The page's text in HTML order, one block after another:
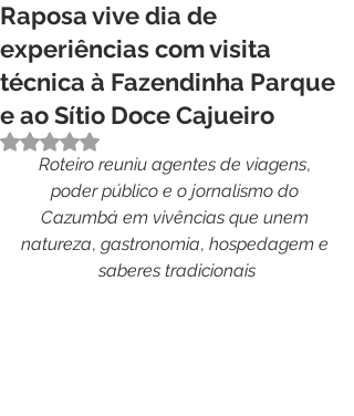
Raposa vive dia de
experiências com visita
técnica à Fazendinha Parque
e ao Sítio Doce Cajueiro
Avaliado com NaN de 5 estrelas.
Roteiro reuniu agentes de viagens,
poder público e o jornalismo do
Cazumbá em vivências que unem
natureza, gastronomia, hospedagem e
saberes tradicionais